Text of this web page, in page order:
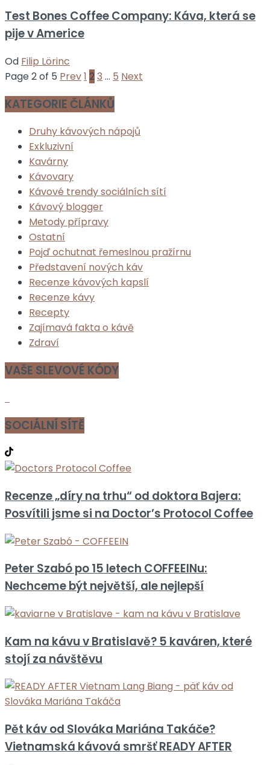
Test Bones Coffee Company: Káva, která se
pije v Americe
Od Filip Lörinc
Page 2 of 5 Prev1 23 … 5 Next
KATEGORIE ČLÁNKŮ
Druhy kávových nápojů
Exkluzivní
Kavárny
Kávovary
Kávové trendy sociálních sítí
Kávový blogger
Metody přípravy
Ostatní
Pojď ochutnat řemeslnou pražírnu
Představení nových káv
Recenze kávových kapslí
Recenze kávy
Recepty
Zajímavá fakta o kávě
Zdraví
VAŠE SLEVOVÉ KÓDY
SOCIÁLNÍ SÍTĚ
Recenze „díry na trhu“ od doktora Bajera:
Posvítili jsme si na Doctor’s Protocol Coffee
Peter Szabó po 15 letech COFFEEINu:
Nechceme být největší, ale nejlepší
Kam na kávu v Bratislavě? 5 kaváren, které
stojí za návštěvu
Pět káv od Slováka Mariána Takáče?
Vietnamská kávová smršť READY AFTER